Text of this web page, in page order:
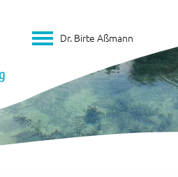
Dr. Birte Aßmann